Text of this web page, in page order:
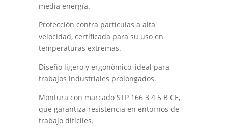
media energía.
Protección contra partículas a alta
velocidad, certificada para su uso en
temperaturas extremas.
Diseño ligero y ergonómico, ideal para
trabajos industriales prolongados.
Montura con marcado STP 166 3 4 5 B CE,
que garantiza resistencia en entornos de
trabajo difíciles.